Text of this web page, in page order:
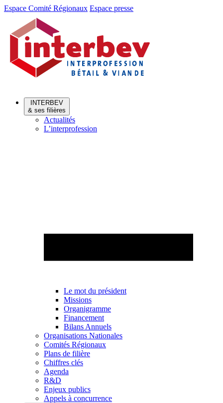
Aller
Aller
contenu
Espace Comité Régionaux Espace presse
INTERBEV
& ses filières
Actualités
L’interprofession
Le mot du président
Missions
Organigramme
Financement
Bilans Annuels
Organisations Nationales
Comités Régionaux
Plans de filière
Chiffres clés
Agenda
R&D
Enjeux publics
Appels à concurrence